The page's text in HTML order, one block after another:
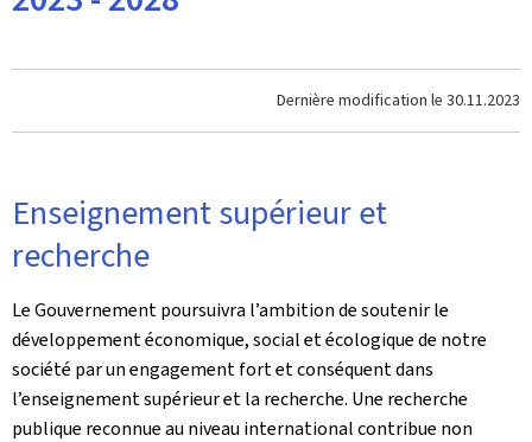
Dernière modification le 30.11.2023
Enseignement supérieur et
recherche
Le Gouvernement poursuivra l’ambition de soutenir le
développement économique, social et écologique de notre
société par un engagement fort et conséquent dans
l’enseignement supérieur et la recherche. Une recherche
publique reconnue au niveau international contribue non